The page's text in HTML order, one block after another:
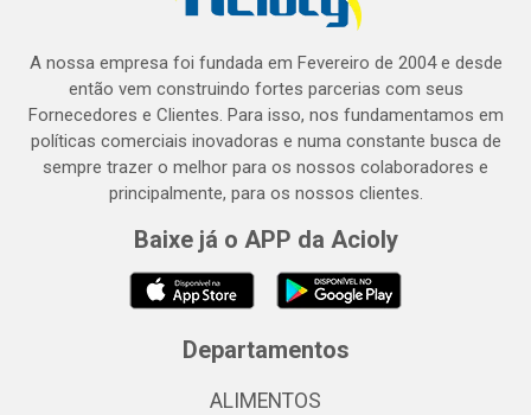
A nossa empresa foi fundada em Fevereiro de 2004 e desde
então vem construindo fortes parcerias com seus
Fornecedores e Clientes. Para isso, nos fundamentamos em
políticas comerciais inovadoras e numa constante busca de
sempre trazer o melhor para os nossos colaboradores e
principalmente, para os nossos clientes.
Baixe já o APP da Acioly
Departamentos
ALIMENTOS